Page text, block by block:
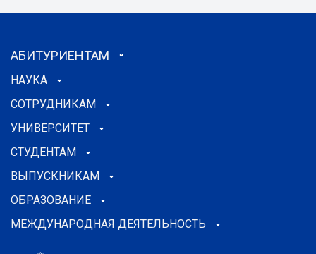
АБИТУРИЕНТАМ
НАУКА
СОТРУДНИКАМ
УНИВЕРСИТЕТ
СТУДЕНТАМ
ВЫПУСКНИКАМ
ОБРАЗОВАНИЕ
МЕЖДУНАРОДНАЯ ДЕЯТЕЛЬНОСТЬ